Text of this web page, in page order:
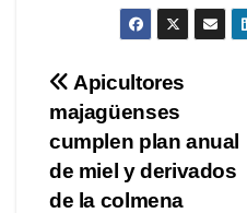
Navegación
de
entradas
Apicultores
majagüenses
cumplen plan anual
de miel y derivados
de la colmena